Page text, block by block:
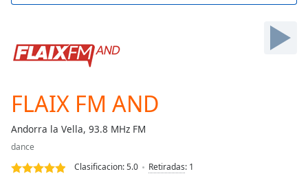
Skip
Forward
Current
Time0:00
Loaded
0.00%
FLAIX FM AND
Andorra la Vella, 93.8 MHz FM
dance
Clasificacion:5.0 Retiradas: 1